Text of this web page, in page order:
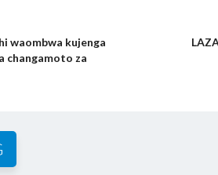
waombwa kujenga
changamoto za